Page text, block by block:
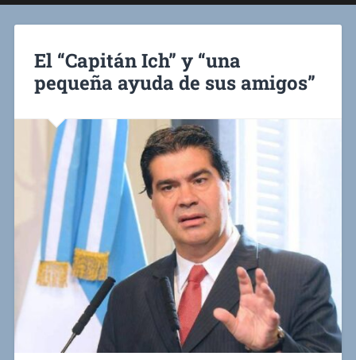
El “Capitán Ich” y “una
pequeña ayuda de sus amigos”